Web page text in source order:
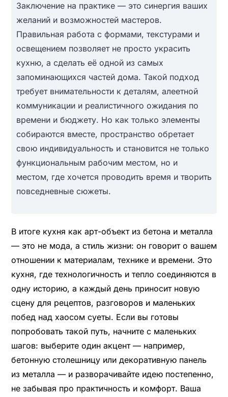
Заключение на практике — это синергия ваших
желаний и возможностей мастеров.
Правильная работа с формами, текстурами и
освещением позволяет не просто украсить
кухню, а сделать её одной из самых
запоминающихся частей дома. Такой подход
требует внимательности к деталям, алеетной
коммуникации и реалистичного ожидания по
времени и бюджету. Но как только элементы
собираются вместе, пространство обретает
свою индивидуальность и становится не только
функциональным рабочим местом, но и
местом, где хочется проводить время и творить
повседневные сюжеты.
В итоге кухня как арт-объект из бетона и металла
— это не мода, а стиль жизни: он говорит о вашем
отношении к материалам, технике и времени. Это
кухня, где технологичность и тепло соединяются в
одну историю, а каждый день приносит новую
сцену для рецептов, разговоров и маленьких
побед над хаосом суеты. Если вы готовы
попробовать такой путь, начните с маленьких
шагов: выберите один акцент — например,
бетонную столешницу или декоративную панель
из металла — и разворачивайте идею постепенно,
не забывая про практичность и комфорт. Ваша